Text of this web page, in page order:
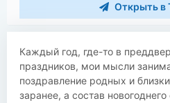
Открыть в
Каждый год, где-то в
праздников, мои мысли
поздравление родных и
заранее, а состав